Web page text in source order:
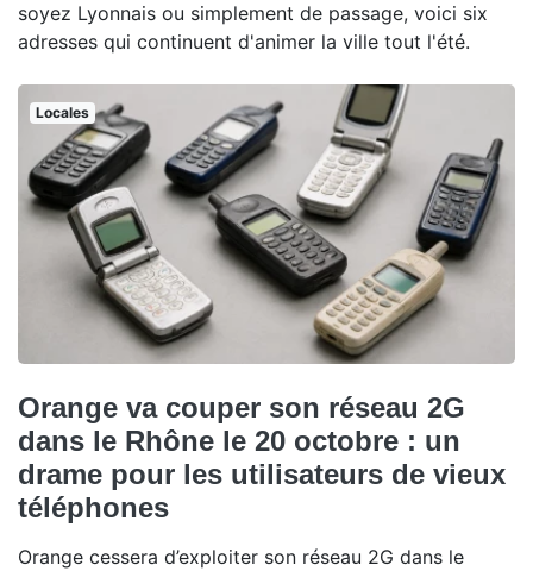
soyez Lyonnais ou simplement de passage, voici six
adresses qui continuent d'animer la ville tout l'été.
Locales
Orange va couper son réseau 2G
dans le Rhône le 20 octobre : un
drame pour les utilisateurs de vieux
téléphones
Orange cessera d’exploiter son réseau 2G dans le